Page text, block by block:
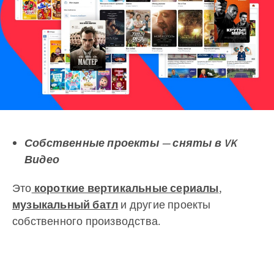
Собственные проекты — сняты в VK
Видео
Это короткие вертикальные сериалы,
музыкальный батл и другие проекты
собственного производства.